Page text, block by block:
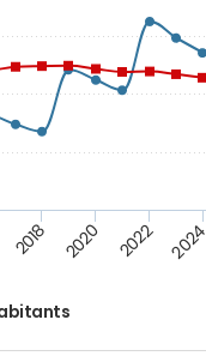
2018 2020 2022 2024